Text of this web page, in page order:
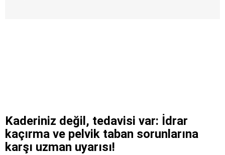
Kaderiniz değil, tedavisi var: İdrar
kaçırma ve pelvik taban sorunlarına
karşı uzman uyarısı!